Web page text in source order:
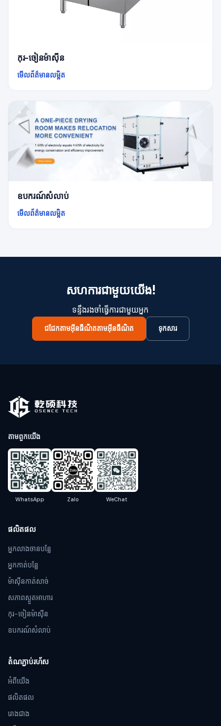
កុរ-ចៀនម៉ាស៊ីន
មើលព័ត៌មានលម្អិត
ឧបករណ៍សំលាប់
មើលព័ត៌មានលម្អិត
សហការជាមួយយើង!
ទន្ទឹងរងចាំធ្វើការជាមួយអ្នក
ជជែកតាមអ៊ីនធឺណិតតាមអ៊ីនធឺណិត ទុកសារ
តាមពួកយើង
WhatsApp Zalo WeChat
ផលិតផល
អ្នកលាងចានបន្លែ
អ្នកកាត់បន្លែ
ម៉ាស៊ីនកាត់សាច់
សភាពស្ងួតអាហារ
កុរ-ចៀនម៉ាស៊ីន
ឧបករណ៍សំលាប់
តំណភ្ជាប់រហ័ស
អំពីយើង
ផលិតផល
រោងជាង